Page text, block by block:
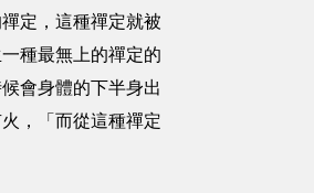
定，這種禪定就被
種最無上的禪定的
會身體的下半身出
，「而從這種禪定